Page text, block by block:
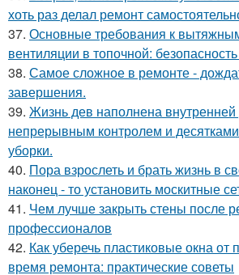
хоть раз делал ремонт
37. Основные требования к
вентиляции в топочной:
38. Самое сложное в ремонте -
завершения.
39. Жизнь дев наполнена
непрерывным контролем и
уборки.
40. Пора взрослеть и брать жизнь в
наконец - то установить москитные
41. Чем лучше закрыть стены после
профессионалов
42. Как уберечь пластиковые окна
время ремонта: практические советы